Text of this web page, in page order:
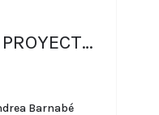
Barnabé